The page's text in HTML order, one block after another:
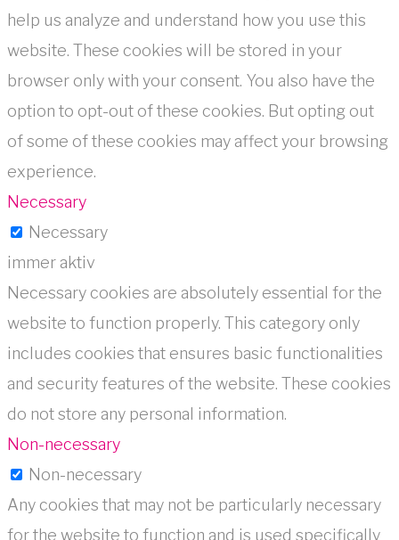
help us analyze and understand how you use this
website. These cookies will be stored in your
browser only with your consent. You also have the
option to opt-out of these cookies. But opting out
of some of these cookies may affect your browsing
experience.
Necessary
Necessary
immer aktiv
Necessary cookies are absolutely essential for the
website to function properly. This category only
includes cookies that ensures basic functionalities
and security features of the website. These cookies
do not store any personal information.
Non-necessary
Non-necessary
Any cookies that may not be particularly necessary
for the website to function and is used specifically